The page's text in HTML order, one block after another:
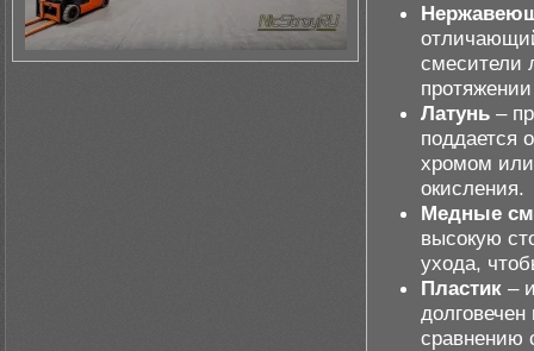
смесители
Латунь –
поддается
хромом
окисления.
Медные
высокую
ухода,
Пластик –
сравнению